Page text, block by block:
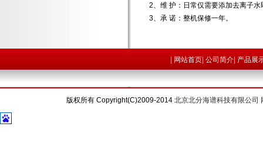
2、维 护：日常仅需要添加去离子水
3、承 诺：整机保修一年。
网站首页| 公司简介| 产品展
版权所有 Copyright(C)2009-2014 北京北分海谱科技有限公司